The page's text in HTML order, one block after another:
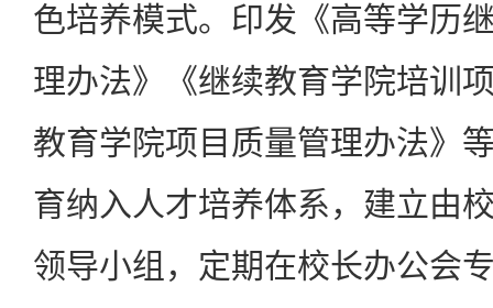
色培养模式。印发《高等学历
理办法》《继续教育学院培训
教育学院项目质量管理办法》
育纳入人才培养体系，建立由
领导小组，定期在校长办公会